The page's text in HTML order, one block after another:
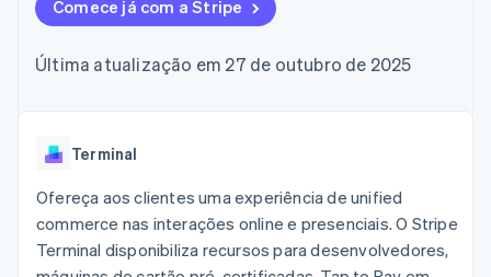
de 125
Authorization
Otimizações
acelerado
Recognition
Automação
Stripe Sigma
personalizados
Mais
Marketplaces
Plataformas
SaaS
Empresas de IA
Economia de criadores
Jogos
Gerenciar assinaturas
uso
Emita cartões
stablecoins
Recursos
Plano de ação do
Conferência anual das
Carreiras
Contato
Comece já com a Stripe
Última atualização em 27 de outubro de 2025
Terminal
Ofereça aos clientes uma experiência de unified
commerce nas interações online e presenciais. O Stripe
Terminal disponibiliza recursos para desenvolvedores,